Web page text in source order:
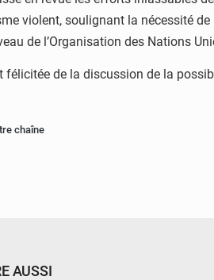
violent, soulignant la nécessité
de l’Organisation des Nations
félicitée de la discussion de la
chaîne
AUSSI